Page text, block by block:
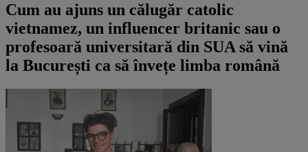
Cum au ajuns un călugăr catolic
vietnamez, un influencer britanic sau o
profesoară universitară din SUA să vină
la București ca să învețe limba română